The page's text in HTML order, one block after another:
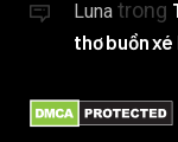
Luna trong
thơ buồn xé